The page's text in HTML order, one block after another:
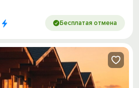
Бесплатая отмена